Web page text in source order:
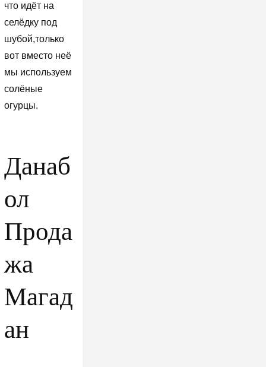
что идёт на
селёдку под
шубой,только
вот вместо неё
мы используем
солёные
огурцы.
Данаб
ол
Прода
жа
Магад
ан